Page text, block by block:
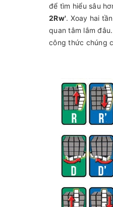
để tìm hiểu sâu
2Rw'. Xoay hai
quan tâm lắm
công thức chúng